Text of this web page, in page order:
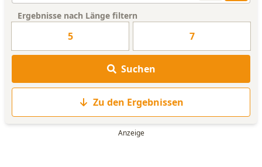
ANAGRAMM-GENERATOR
WORTLISTE
Ergebnisse nach Länge filtern
5 7
Suchen
Zu den Ergebnissen